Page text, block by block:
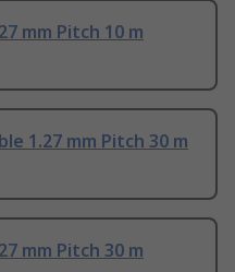
mm Pitch 10 m
1.27 mm Pitch 30 m
mm Pitch 30 m